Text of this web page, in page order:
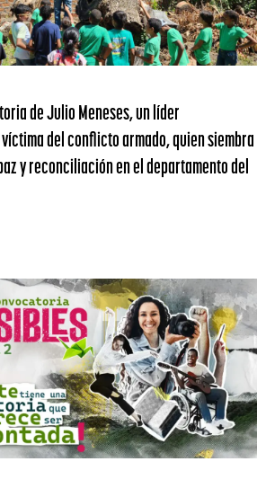
de Julio Meneses, un líder
del conflicto armado, quien siembra
y reconciliación en el departamento del